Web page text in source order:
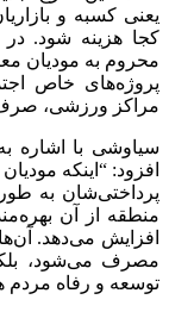
یعنی کسبه و
کجا هزینه شود. در
محروم به مودیان
پروژه‌های خاص
مراکز ورزشی،
سیاوشی با اشاره
افزود: “اینکه مودیان
پرداختی‌شان به
منطقه از آن
افزایش می‌دهد.
مصرف می‌شود،
توسعه و رفاه